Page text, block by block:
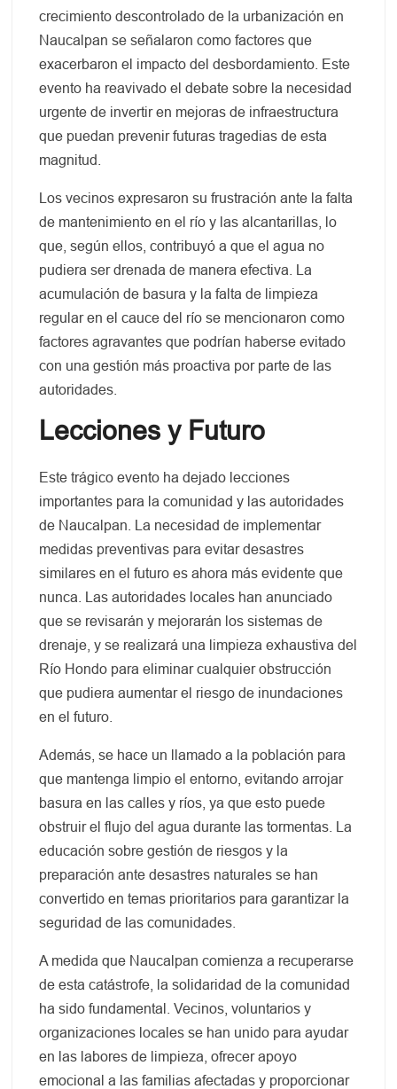
crecimiento descontrolado de la urbanización en
Naucalpan se señalaron como factores que
exacerbaron el impacto del desbordamiento. Este
evento ha reavivado el debate sobre la necesidad
urgente de invertir en mejoras de infraestructura
que puedan prevenir futuras tragedias de esta
magnitud.
Los vecinos expresaron su frustración ante la falta
de mantenimiento en el río y las alcantarillas, lo
que, según ellos, contribuyó a que el agua no
pudiera ser drenada de manera efectiva. La
acumulación de basura y la falta de limpieza
regular en el cauce del río se mencionaron como
factores agravantes que podrían haberse evitado
con una gestión más proactiva por parte de las
autoridades.
Lecciones y Futuro
Este trágico evento ha dejado lecciones
importantes para la comunidad y las autoridades
de Naucalpan. La necesidad de implementar
medidas preventivas para evitar desastres
similares en el futuro es ahora más evidente que
nunca. Las autoridades locales han anunciado
que se revisarán y mejorarán los sistemas de
drenaje, y se realizará una limpieza exhaustiva del
Río Hondo para eliminar cualquier obstrucción
que pudiera aumentar el riesgo de inundaciones
en el futuro.
Además, se hace un llamado a la población para
que mantenga limpio el entorno, evitando arrojar
basura en las calles y ríos, ya que esto puede
obstruir el flujo del agua durante las tormentas. La
educación sobre gestión de riesgos y la
preparación ante desastres naturales se han
convertido en temas prioritarios para garantizar la
seguridad de las comunidades.
A medida que Naucalpan comienza a recuperarse
de esta catástrofe, la solidaridad de la comunidad
ha sido fundamental. Vecinos, voluntarios y
organizaciones locales se han unido para ayudar
en las labores de limpieza, ofrecer apoyo
emocional a las familias afectadas y proporcionar